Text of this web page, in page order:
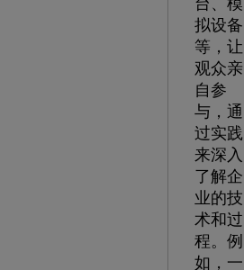
台、模
拟设备
等，让
观众亲
自参
与，通
过实践
来深入
了解企
业的技
术和过
程。例
如，一